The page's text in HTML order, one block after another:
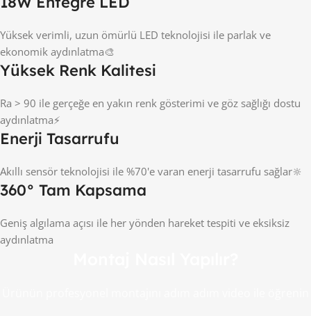
Yüksek verimli, uzun ömürlü LED teknolojisi ile parlak ve
ekonomik aydınlatma🎨
Yüksek Renk Kalitesi
Ra > 90 ile gerçeğe en yakın renk gösterimi ve göz sağlığı dostu
aydınlatma⚡
Enerji Tasarrufu
Akıllı sensör teknolojisi ile %70'e varan enerji tasarrufu sağlar🔆
360° Tam Kapsama
Geniş algılama açısı ile her yönden hareket tespiti ve eksiksiz
aydınlatma